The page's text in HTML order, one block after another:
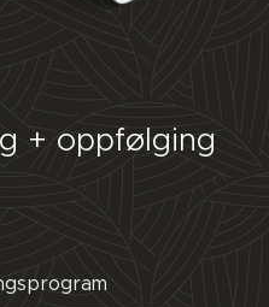
+ oppfølging